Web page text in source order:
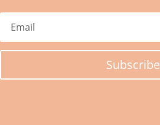
Subscribe